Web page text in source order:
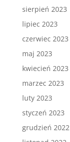
sierpień 2023
lipiec 2023
czerwiec 2023
maj 2023
kwiecień 2023
marzec 2023
luty 2023
styczeń 2023
grudzień 2022